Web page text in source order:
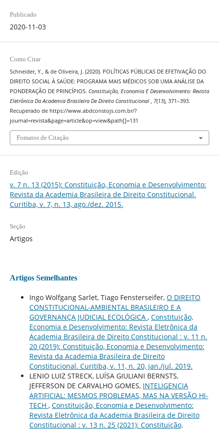
Publicado
2020-11-03
Como Citar
Schneider, Y., & de Oliveira, J. (2020). POLÍTICAS PÚBLICAS DE EFETIVAÇÃO DO
DIREITO SOCIAL À SAÚDE: PROGRAMA MAIS MÉDICOS SOB UMA ANÁLISE DA
PONDERAÇÃO DE PRINCÍPIOS. Constituição, Economia E Desenvolvimento: Revista
Eletrônica Da Academia Brasileira De Direito Constitucional , 7(13), 371–393.
Recuperado de https://www.abdconstojs.com.br/?
journal=revista&page=article&op=view&path[]=131
Fomatos de Citação
Edição
v. 7 n. 13 (2015): Constituição, Economia e Desenvolvimento:
Revista da Academia Brasileira de Direito Constitucional.
Curitiba, v. 7, n. 13, ago./dez. 2015.
Seção
Artigos
Artigos Semelhantes
Ingo Wolfgang Sarlet, Tiago Fensterseifer, O DIREITO
CONSTITUCIONAL-AMBIENTAL BRASILEIRO E A
GOVERNANÇA JUDICIAL ECOLÓGICA , Constituição,
Economia e Desenvolvimento: Revista Eletrônica da
Academia Brasileira de Direito Constitucional : v. 11 n.
20 (2019): Constituição, Economia e Desenvolvimento:
Revista da Academia Brasileira de Direito
Constitucional. Curitiba, v. 11, n. 20, jan./jul. 2019.
LENIO LUIZ STRECK, LUÍSA GIULIANI BERNSTS,
JEFFERSON DE CARVALHO GOMES, INTELIGENCIA
ARTIFICIAL: MESMOS PROBLEMAS, MAS NA VERSÃO HI-
TECH , Constituição, Economia e Desenvolvimento:
Revista Eletrônica da Academia Brasileira de Direito
Constitucional : v. 13 n. 25 (2021): Constituição,